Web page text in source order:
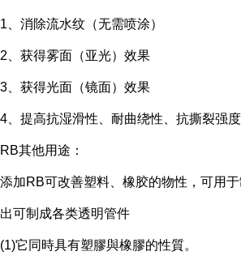
1、消除流水纹（无需喷涂）
2、获得雾面（亚光）效果
3、获得光面（镜面）效果
4、提高抗湿滑性、耐曲绕性、抗撕裂强度
RB其他用途：
添加RB可改善塑料、橡胶的物性，可用
出可制成各类透明管件
(1)它同時具有塑膠與橡膠的性質。